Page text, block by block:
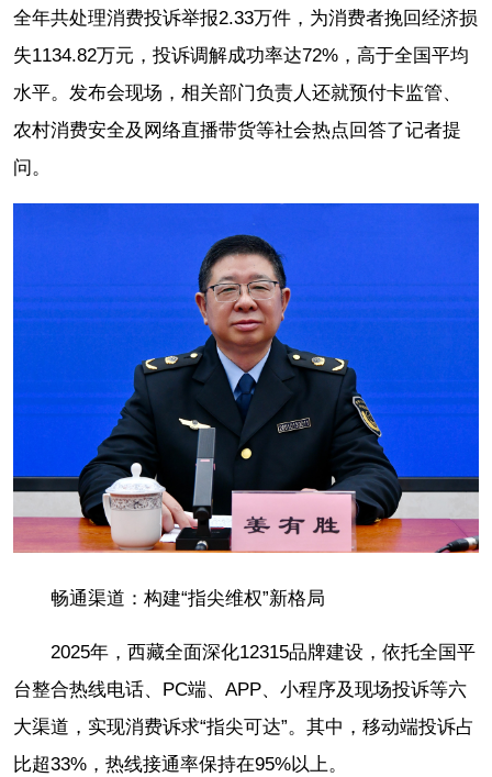
全年共处理消费投诉举报2.33万件，为消费者挽回经济损
失1134.82万元，投诉调解成功率达72%，高于全国平均
水平。发布会现场，相关部门负责人还就预付卡监管、
农村消费安全及网络直播带货等社会热点回答了记者提
问。
畅通渠道：构建“指尖维权”新格局
2025年，西藏全面深化12315品牌建设，依托全国平
台整合热线电话、PC端、APP、小程序及现场投诉等六
大渠道，实现消费诉求“指尖可达”。其中，移动端投诉占
比超33%，热线接通率保持在95%以上。